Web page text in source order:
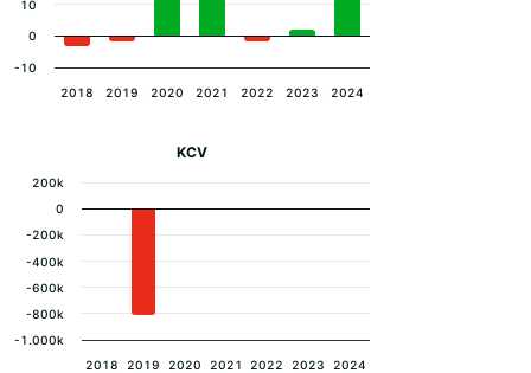
2018 2019 2020 2021 2022 2023 2024
-10
0
10
KCV
2018 2019 2020 2021 2022 2023 2024
-1.000k
-800k
-600k
-400k
-200k
0
200k